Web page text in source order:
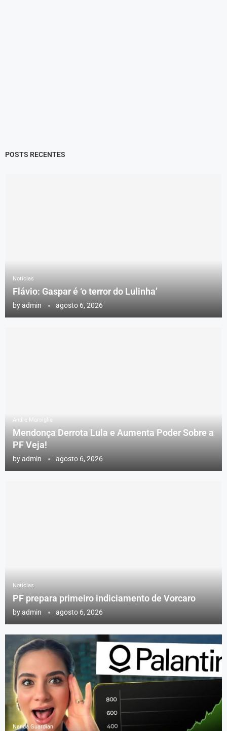
POSTS RECENTES
Notícias
Flávio: Gaspar é ‘o terror do Lulinha’
byadmin agosto 6, 2026
Andre Marsiglia
Mendonça Derrota Lula e Aumenta Poder Sobre a
PF Veja!
byadmin agosto 6, 2026
Notícias
PF prepara primeiro indiciamento de Vorcaro
byadmin agosto 6, 2026
Nanda Guardian